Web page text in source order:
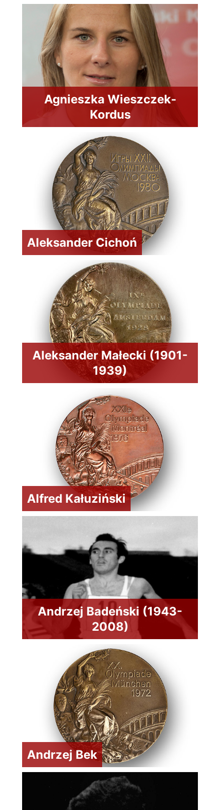
Agnieszka Wieszczek-
Kordus
Aleksander Cichoń
Aleksander Małecki (1901-
1939)
Alfred Kałuziński
Andrzej Badeński (1943-
2008)
Andrzej Bek